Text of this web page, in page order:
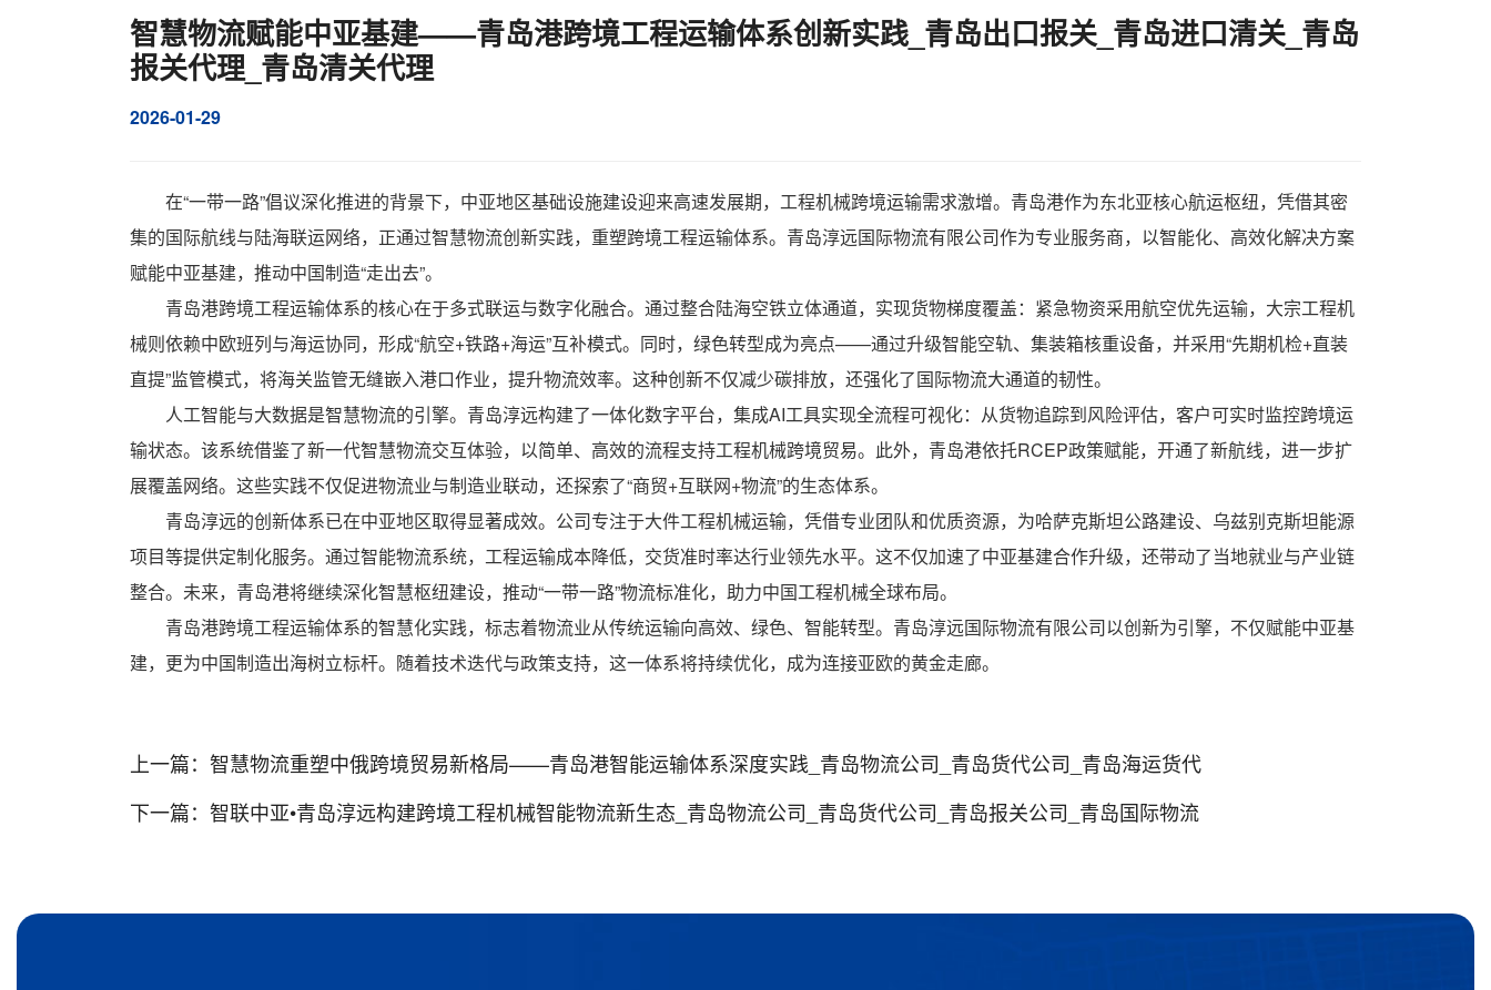
智慧物流赋能中亚基建——青岛港跨境工程运输体系创新实践_青岛出口报关_青岛进口清关_青岛
报关代理_青岛清关代理
2026-01-29
在“一带一路”倡议深化推进的背景下，中亚地区基础设施建设迎来高速发展期， 工程机械跨境运输需求激增。青岛港作为东北亚核心航运枢纽，凭借其密
集的国际航线与陆海联运网络，正通过智慧物流创新实践，重塑跨境工程运输体系。 青岛淳远国际物流有限公司作为专业服务商，以智能化、高效化解决方案
赋能中亚基建，推动中国制造“走出去”。
青岛港跨境工程运输体系的核心在于多式联运与数字化融合。通过整合陆海空铁立体通道，实现货物梯度覆盖：紧急物资采用航空优先运输，大宗工程机
械则依赖中欧班列与海运协同，形成“航空+铁路+海运”互补模式。同时，绿色转型成为亮点——通过升级智能空轨、集装箱核重设备，并采用“先期机检+直装
直提”监管模式，将海关监管无缝嵌入港口作业，提升物流效率。这种创新不仅减少碳排放，还强化了国际物流大通道的韧性。
人工智能与大数据是智慧物流的引擎。青岛淳远构建了一体化数字平台，集成AI工具实现全流程可视化：从货物追踪到风险评估，客户可实时监控跨境运
输状态。该系统借鉴了新一代智慧物流交互体验，以简单、高效的流程支持工程机械跨境贸易。此外，青岛港依托RCEP政策赋能，开通了新航线，进一步扩
展覆盖网络。这些实践不仅促进物流业与制造业联动，还探索了“商贸+互联网+物流”的生态体系。
青岛淳远的创新体系已在中亚地区取得显著成效。公司专注于大件工程机械运输，凭借专业团队和优质资源，为哈萨克斯坦公路建设、乌兹别克斯坦能源
项目等提供定制化服务。通过智能物流系统，工程运输成本降低，交货准时率达行业领先水平。这不仅加速了中亚基建合作升级，还带动了当地就业与产业链
整合。未来，青岛港将继续深化智慧枢纽建设，推动“一带一路”物流标准化，助力中国工程机械全球布局。
青岛港跨境工程运输体系的智慧化实践，标志着物流业从传统运输向高效、绿色、智能转型。青岛淳远国际物流有限公司以创新为引擎，不仅赋能中亚基
建，更为中国制造出海树立标杆。随着技术迭代与政策支持，这一体系将持续优化，成为连接亚欧的黄金走廊。
上一篇： 智慧物流重塑中俄跨境贸易新格局——青岛港智能运输体系深度实践_青岛物流公司_青岛货代公司_青岛海运货代
下一篇： 智联中亚•青岛淳远构建跨境工程机械智能物流新生态_青岛物流公司_青岛货代公司_青岛报关公司_青岛国际物流